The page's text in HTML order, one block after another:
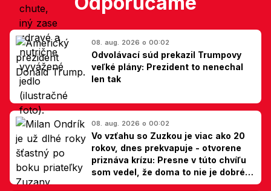
08. aug. 2026 o 00:02
Odvolávací súd prekazil Trumpovy
veľké plány: Prezident to nenechal
len tak
08. aug. 2026 o 00:02
Vo vzťahu so Zuzkou je viac ako 20
rokov, dnes prekvapuje - otvorene
priznáva krízu: Presne v túto chvíľu
som vedel, že doma to nie je dobré,
hovorí Milan Ondrík